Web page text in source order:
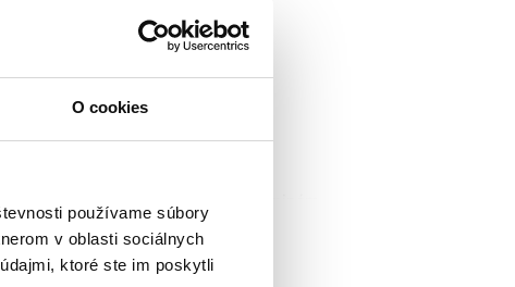
O cookies
používame súbory
v oblasti sociálnych
ktoré ste im poskytli
dermatitídy.
tiež podporovať rast vlasov zlepšením